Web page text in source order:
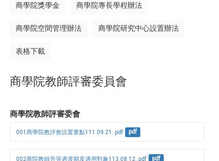
商學院獎學金 商學院專長學程辦法
商學院空間管理辦法 商學院研究中心設置辦法
表格下載
商學院教師評審委員會
商學院教師評審委會
001商學院教評會設置要點111.09.21..pdf pdf
002商院教師升等過渡期及適用對象113.08.12..pdf pdf